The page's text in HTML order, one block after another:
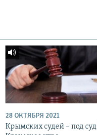
28 ОКТЯБРЯ 2021
Крымских судей – под суд |